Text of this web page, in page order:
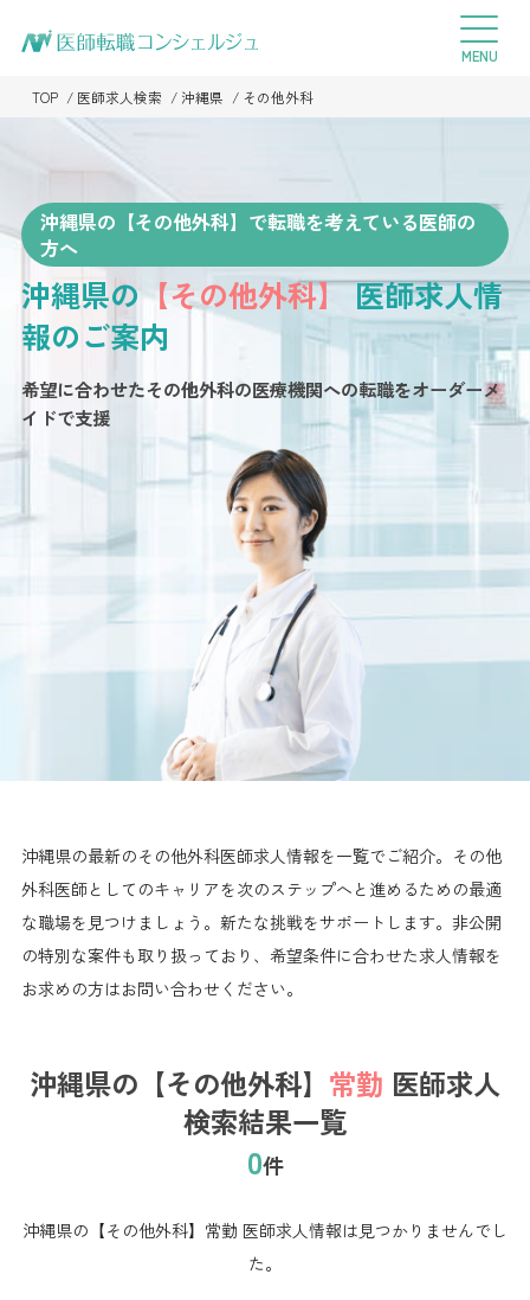
TOP 医師求人検索 沖縄県 その他外科
沖縄県の【その他外科】で転職を考えている医師の
方へ
沖縄県の【その他外科】医師求人情
報のご案内
希望に合わせたその他外科の医療機関への転職をオーダーメ
イドで支援
沖縄県の最新のその他外科医師求人情報を一覧でご紹介。その他
外科医師としてのキャリアを次のステップへと進めるための最適
な職場を見つけましょう。新たな挑戦をサポートします。非公開
の特別な案件も取り扱っており、希望条件に合わせた求人情報を
お求めの方はお問い合わせください。
沖縄県の【その他外科】 常勤 医師求人
検索結果一覧
0件
沖縄県の【その他外科】常勤 医師求人情報は見つかりませんでし
た。